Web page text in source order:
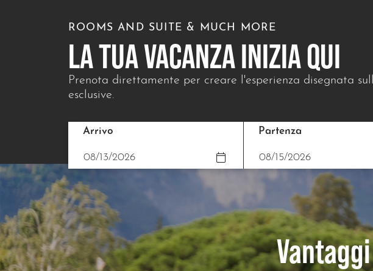
ROOMS AND SUITE & MUCH MORE
LA TUA VACANZA INIZIA QUI
Prenota direttamente per creare l'esperienza disegnata
esclusive.
Arrivo Partenza